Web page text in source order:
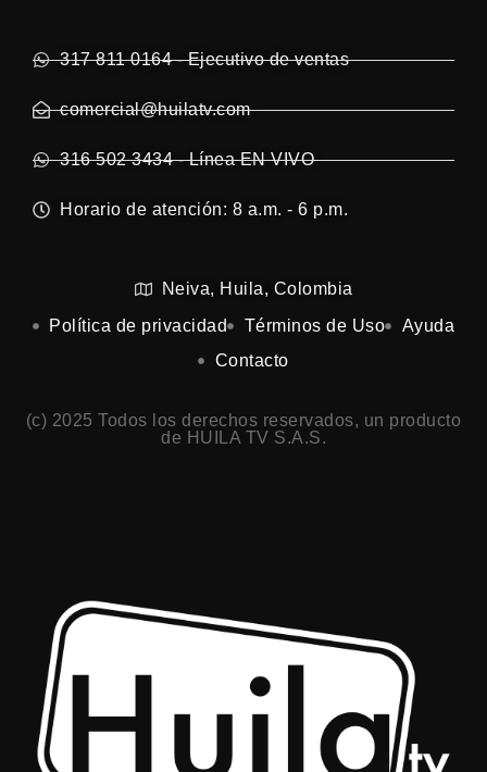
317 811 0164 - Ejecutivo de ventas
comercial@huilatv.com
316 502 3434 - Línea EN VIVO
Horario de atención: 8 a.m. - 6 p.m.
Neiva, Huila, Colombia
Política de privacidad
Términos de Uso
Ayuda
Contacto
(c) 2025 Todos los derechos reservados, un producto
de HUILA TV S.A.S.